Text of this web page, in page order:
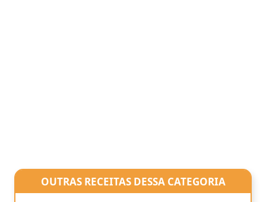
OUTRAS RECEITAS DESSA CATEGORIA